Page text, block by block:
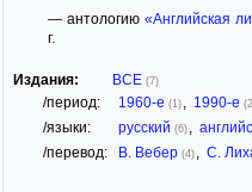
— антологию «Английская
г.
Издания: ВСЕ (7)
/период: 1960-е (1) 1990-е
/языки: русский (6)
/перевод: В. Вебер (4) С.